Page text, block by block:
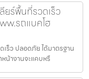
ยร์พื้นที่รวดเร็ว
รถแบคโฮ
ร็ว ปลอดภัย ได้มาตรฐาน
น้างานจะแคบหรื